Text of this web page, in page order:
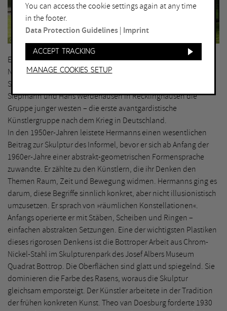
Carsten Gliese, Köln
Ernst Hermanns hat nach dem Zweiten Weltkrieg einen
Neuanfang gesucht. Er gründete zusammen mit Emil
Schumacher, Gustav Deppe, Thomas Grochowiak, Heinrich
Siepmann und Hans Werdehausen in Recklinghausen die
Gruppe junger westen – die erste avantgardistische
Künstlergruppe nach dem Krieg in Deutschland.
In den 1950er-Jahren leistete Hermanns einen wesentlichen
Beitrag zur Skulptur des Informel, bevor er sich ab Anfang der
1960er-Jahre einer abstrakt-geometrischen Formensprache
zuwandte. Er zählte zu den Künstlern, die ihr Denken den
Themen Raum, Zeit und Bewegung widmen. Hermanns ging es
darum, diese Begriffe sinnlich konkret, aber nicht illusionistisch
umzusetzen. Er sprach von »räumlichen Konstellationen«.
Anfangs operierte er mit Stäben, Scheiben und Ringen –
einfachen abstrakten Setzungen. Eine der wichtigsten Plastiken
dieses rigorosen Denkens ist die Bottroper Arbeit aus Chrom-
Nickel-Stahl im Skulpturenpark des Josef Albers Museum
Quadrat Bottrop. Die Oberflächen sind glatt und spiegelnd. Sie
dominieren die Farbe des Rasens, woraus die Skulptur
gleichsam emporsteigt. Der Künstler arbeitete in der Tradition
der frühen konkreten Kunst. Theo van Doesburg forderte 1930
You can access the cookie settings again at any time
in the footer.
Data Protection Guidelines Imprint
Accept tracking
Manage Cookies setup